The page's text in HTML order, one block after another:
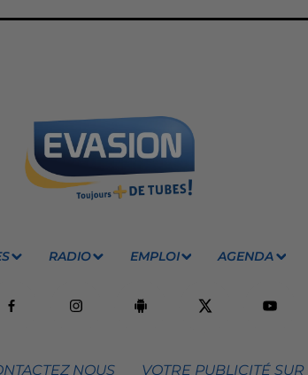
RADIO EMPLOI AGENDA
NOUS VOTRE PUBLICITÉ